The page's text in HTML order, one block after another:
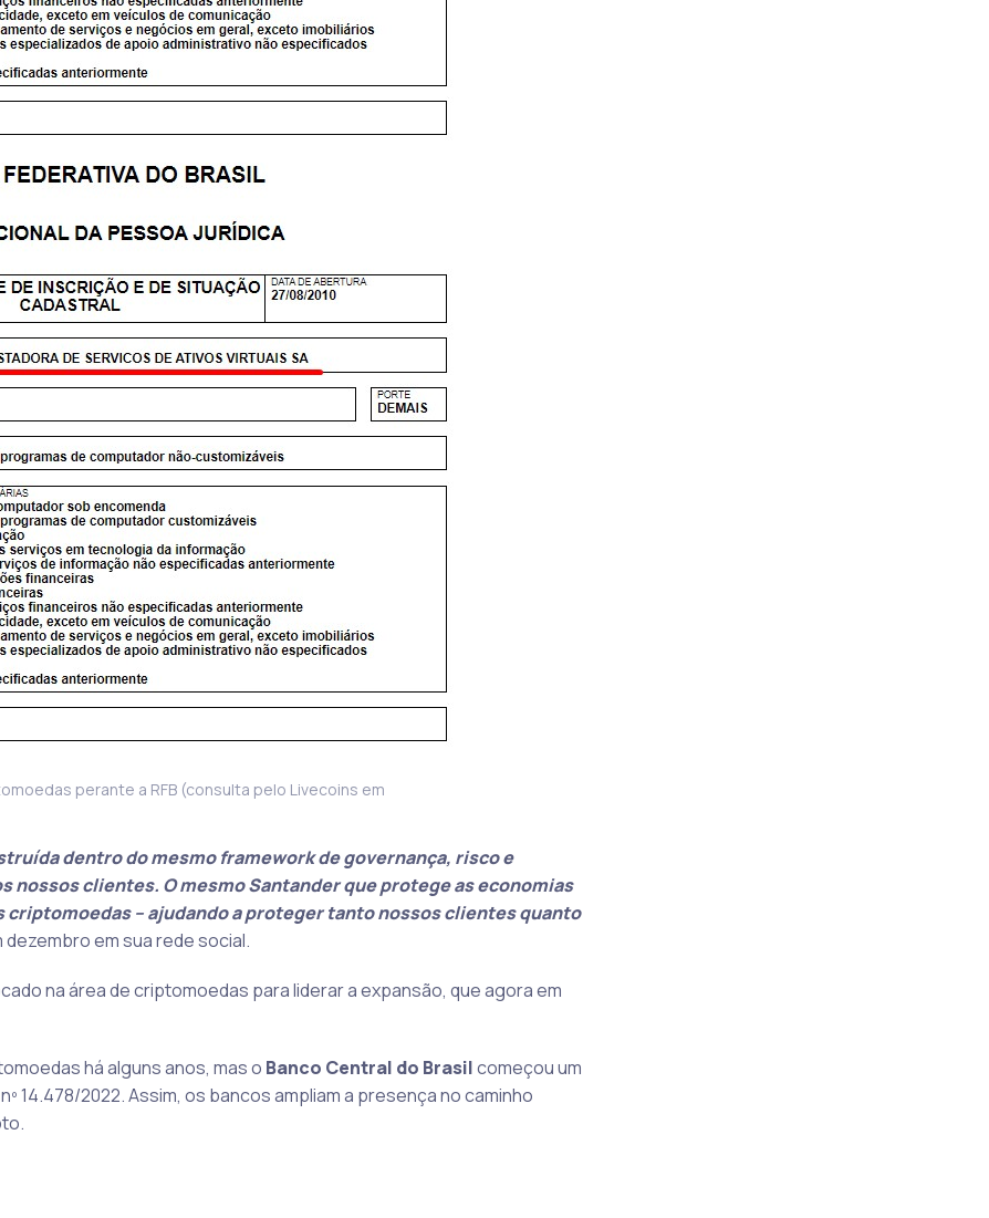
perante a RFB (consulta pelo Livecoins em
dentro do mesmo framework de governança, risco e
clientes. O mesmo Santander que protege as economias
– ajudando a proteger tanto nossos clientes quanto
dezembro em sua rede social.
na área de criptomoedas para liderar a expansão, que agora em
há alguns anos, mas o Banco Central do Brasilcomeçou um
14.478/2022. Assim, os bancos ampliam a presença no caminho